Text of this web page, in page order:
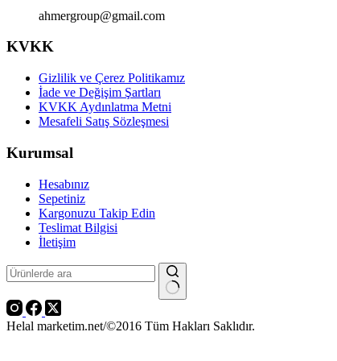
ahmergroup@gmail.com
KVKK
Gizlilik ve Çerez Politikamız
İade ve Değişim Şartları
KVKK Aydınlatma Metni
Mesafeli Satış Sözleşmesi
Kurumsal
Hesabınız
Sepetiniz
Kargonuzu Takip Edin
Teslimat Bilgisi
İletişim
Aranan:
Helal marketim.net/©2016 Tüm Hakları Saklıdır.